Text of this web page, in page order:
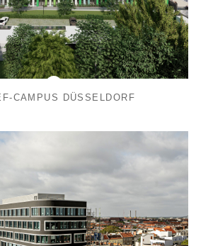
CAMPUS DÜSSELDORF